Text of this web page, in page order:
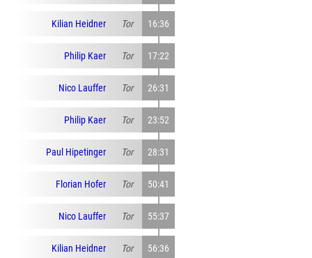
Kilian Heidner Tor 16:36
Philip Kaer Tor 17:22
Nico Lauffer Tor 26:31
Philip Kaer Tor 23:52
Paul Hipetinger Tor 28:31
Florian Hofer Tor 50:41
Nico Lauffer Tor 55:37
Kilian Heidner Tor 56:36